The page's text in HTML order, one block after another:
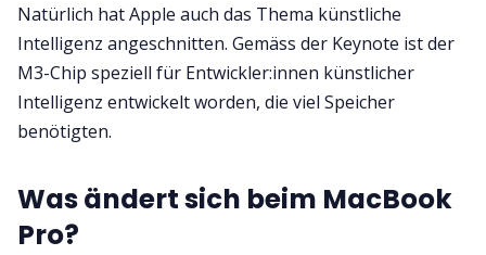
Natürlich hat Apple auch das Thema künstliche
Intelligenz angeschnitten. Gemäss der Keynote ist der
M3-Chip speziell für Entwickler:innen künstlicher
Intelligenz entwickelt worden, die viel Speicher
benötigten.
Was ändert sich beim MacBook
Pro?